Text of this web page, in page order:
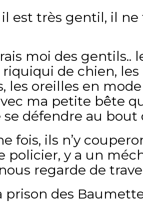
il est très gentil, il
moi des gentils..
de chien,
les oreilles en
ma petite bête
défendre au bout
fois, ils n’y
policier, y a un
regarde de
prison des